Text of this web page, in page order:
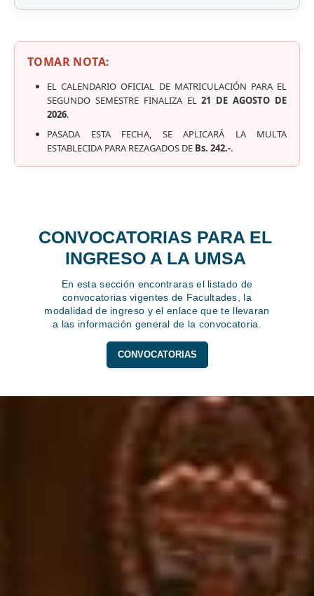
TOMAR NOTA:
EL CALENDARIO OFICIAL DE MATRICULACIÓN PARA EL
SEGUNDO SEMESTRE FINALIZA EL21 DE AGOSTO DE
2026.
PASADA ESTA FECHA, SE APLICARÁ LA MULTA
ESTABLECIDA PARA REZAGADOS DE Bs. 242.-.
CONVOCATORIAS PARA EL
INGRESO A LA UMSA
En esta sección encontraras el listado de
convocatorias vigentes de Facultades, la
modalidad de ingreso y el enlace que te llevaran
a las información general de la convocatoria.
CONVOCATORIAS